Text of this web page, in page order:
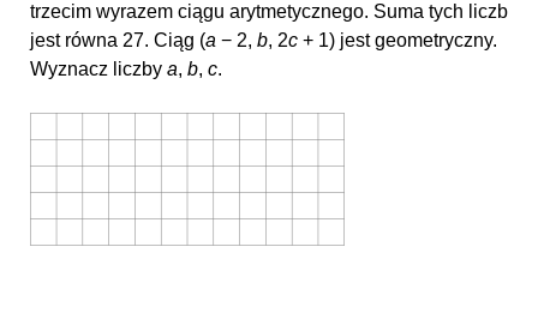
trzecim wyrazem ciągu arytmetycznego. Suma tych liczb
jest równa 27. Ciąg (a − 2, b, 2c + 1) jest geometryczny.
Wyznacz liczby a, b, c.